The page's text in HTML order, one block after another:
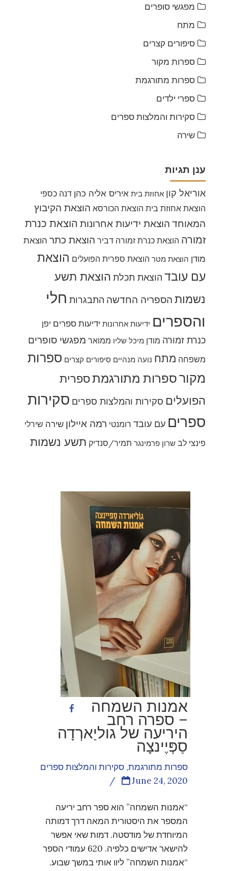
מפגשי סופרים
מתח
סיפורים קצרים
ספרות מקור
ספרות מתורגמת
ספרי ילדים
סקירות והמלצות ספרים
שירה
ענן תגיות
אוריאל קון אחוזת בית איריס אליה כהן דנה כספי
הוצאת אחוזת בית הוצאת הכורסא הוצאת הקיבוץ
המאוחד הוצאת ידיעות אחרונות הוצאת כנרת
זמורה הוצאת כנרת זמורה דביר הוצאת כתר הוצאת
מודן הוצאת מטר הוצאת ספרית הפועלים הוצאת
עם עובד הוצאת תכלת הוצאת תשע
נשמות הספריה החדשה התבגרות חלי
והספרים ידיעות אחרונות ידיעות ספרים יפן
כנרת זמורה מודן מיכל שליו ממואר מפגשי סופרים
משפחה מתח נועה מנהיים סיפורים קצרים ספרות
מקורספרות מתורגמתספרית
הפועלים סקירות והמלצות ספרים סקירות
ספרים עם עובד רומנטי רמה איילון שירה שירלי
פינצי לב שרון פרמינגר תמיר/סנדיק תשע נשמות
אמנות השמחה
– ספרה רחב
היריעה של גוליַארְדָה
סַפְּיֶינצָה
ספרות מתורגמת, סקירות והמלצות ספרים
/
June 24, 2020
“אמנות השמחה” הוא ספר רחב יריעה
המספר את היסטורית המאה דרך דמותה
המיוחדת של מודסטה. דמות שאי אפשר
להישאר אדישים כלפיה. 620 עמודי הספר
“אמנות השמחה” ליוו אותי במשך שבוע.